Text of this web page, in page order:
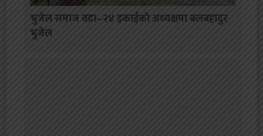
भुजेल समाज वडा–२४ इकाईकाे अध्यक्षमा बलबहादुर
भुजेल